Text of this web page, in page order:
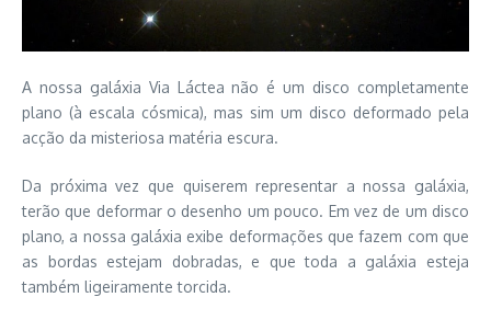
A nossa galáxia Via Láctea não é um disco completamente
plano (à escala cósmica), mas sim um disco deformado pela
acção da misteriosa matéria escura.
Da próxima vez que quiserem representar a nossa galáxia,
terão que deformar o desenho um pouco. Em vez de um disco
plano, a nossa galáxia exibe deformações que fazem com que
as bordas estejam dobradas, e que toda a galáxia esteja
também ligeiramente torcida.